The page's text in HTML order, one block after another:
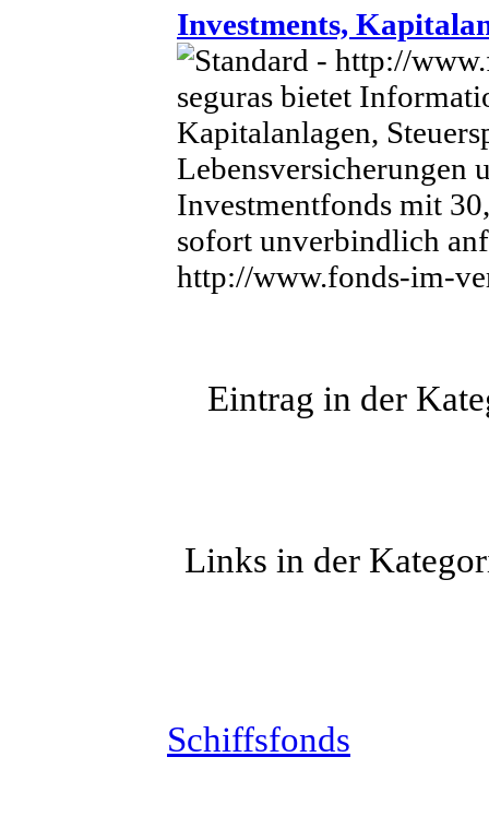
Investments,
seguras bietet
Kapitalanlagen,
Lebensversicherungen
Investmentfonds mit
sofort unverbindlich
http://www.fonds-im-
Eintrag in der
Links in der
Schiffsfonds